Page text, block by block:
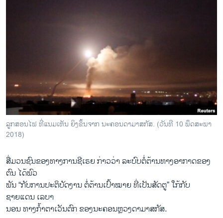
ອິດສະຫຼະພາບດ້ານການຂ່າວ
ວິທະຍາສາດ-ເທັກໂນໂລຈີ
ທຸລະກິດ
ພາສາອັງກິດ
ວີດີໂອ
ລາຍການກະຈາຍສຽງ
ລາຍງານ
ຕິດຕາມພວກເຮົາ ທີ່
ລູກສອນໄຟ ທີ່ແນມເຫັນ ຍິງຂຶ້ນຈາກ ນະຄອນດາມາສກັສ. (ວັນທີ 10 ພຶດສະພາ
2018)
ສື່ມວນຊົນຂອງທາງການຊີເຣຍ ກ່າວວ່າ ລະບົບຕໍ່ຕ້ານທາງອາກາດຂອງ
ຕົນ ໄດ້ພົວ
ພັນ “ກັບການປະຕິບັດງານ ຕໍ່ຕ້ານເປົ້າໝາຍ ທີ່ເປັນສັດຕູ” ໃກ້ກັບ
ຊາຍແດນ ເລບາ
ນອນ ທາງກ້ຳຕາເວັນຕົກ ຂອງນະຄອນຫຼວງດາມາສກັສ.